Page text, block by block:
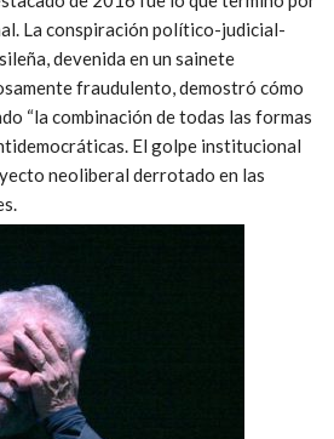
La conspiración político-judicial-
devenida en un sainete
fraudulento, demostró cómo
“la combinación de todas las formas
El golpe institucional
neoliberal derrotado en las